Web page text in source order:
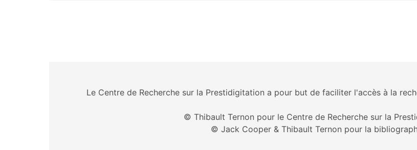
Le Centre de Recherche sur la Prestidigitation a pour but de faciliter l'accès à la
© Thibault Ternon pour le Centre de Recherche sur la
© Jack Cooper & Thibault Ternon pour la